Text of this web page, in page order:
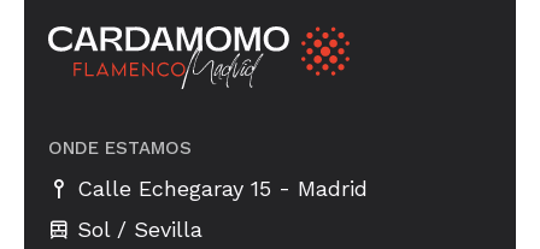
ONDE ESTAMOS
Calle Echegaray 15 - Madrid
Sol / Sevilla